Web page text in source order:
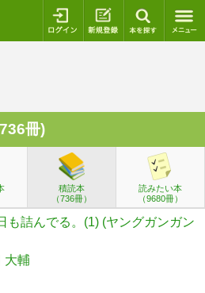
ログイン 新規登録
冊)
積読本
（736冊）
読みたい本
（9680冊）
も詰んでる。(1) (ヤングガンガン
大輔